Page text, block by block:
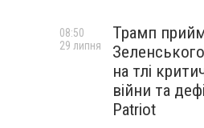
Трамп
на тлі
війни та
Patriot
08:50
29 липня